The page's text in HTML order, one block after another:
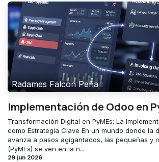
Radames Falcon Peña
Implementación de Odoo en
Transformación Digital en PyMEs: La
como Estrategia Clave En un mundo donde la
avanza a pasos agigantados, las pequeñas y
(PyMEs) se ven en la n...
29 jun 2026